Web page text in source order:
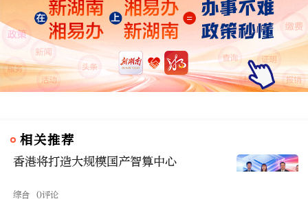
相关推荐
香港将打造大规模国产智算中心
综合 0评论